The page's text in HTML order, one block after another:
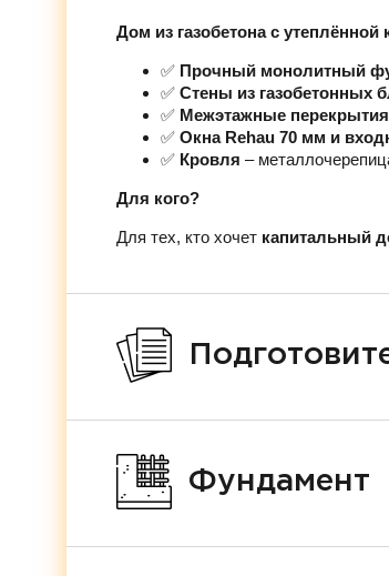
Дом из газобетона с
✅ Прочный монолитный
✅ Стены из газобетонных
✅ Межэтажные перекрытия
✅ Окна Rehau 70 мм и
✅ Кровля –
Для кого?
Для тех, кто хочет капитальный
Фундамент